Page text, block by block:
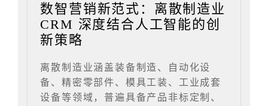
数智营销新范式：离散制造业
CRM 深度结合人工智能的创
新策略
离散制造业涵盖装备制造、自动化设
备、精密零部件、模具工装、工业成套
设备等领域，普遍具备产品非标定制、